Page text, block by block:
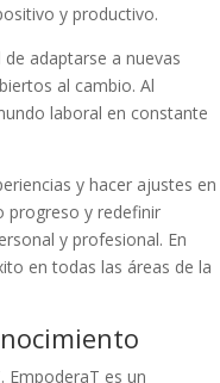
y productivo.
adaptarse a nuevas
al cambio. Al
laboral en constante
y hacer ajustes en
progreso y redefinir
y profesional. En
en todas las áreas de la
EmpoderaT es un